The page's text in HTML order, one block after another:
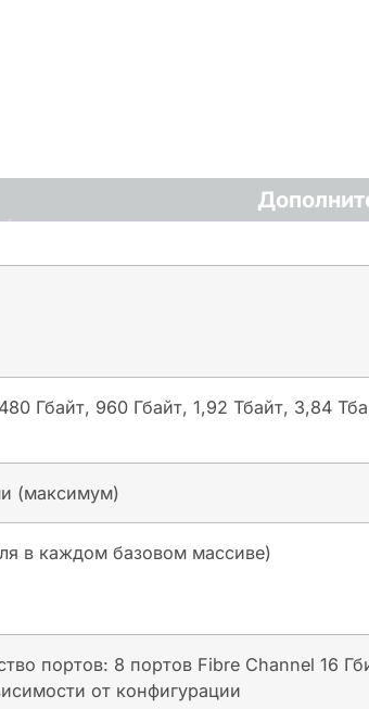
Гбайт, 960 Гбайт, 1,92 Тбайт, 3,84
(максимум)
в каждом базовом массиве)
портов: 8 портов Fibre Channel 16
от конфигурации